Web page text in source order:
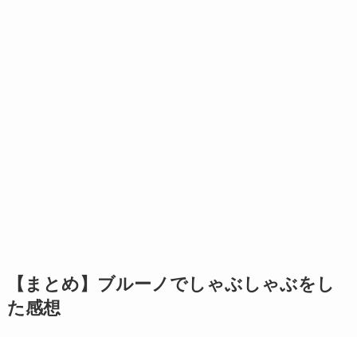
【まとめ】ブルーノでしゃぶしゃぶをし
た感想